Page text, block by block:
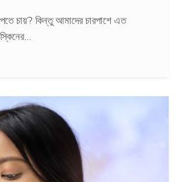
চায়? কিন্তু আমাদের চারপাশে এত